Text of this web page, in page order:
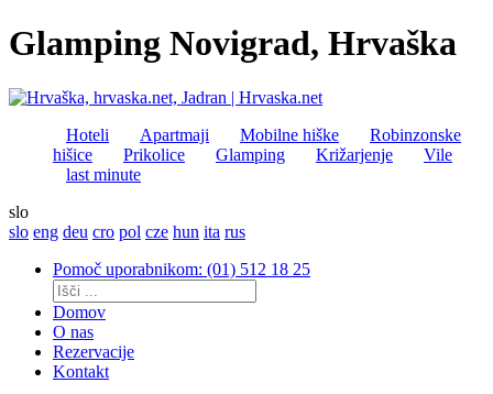
Glamping Novigrad, Hrvaška
Hoteli Apartmaji Mobilne hiške
Robinzonske
hišice
Prikolice Glamping Križarjenje
Vile
last minute
slo
slo eng deu cro pol cze hun ita rus
Pomoč uporabnikom: (01) 512 18 25
Domov
O nas
Rezervacije
Kontakt